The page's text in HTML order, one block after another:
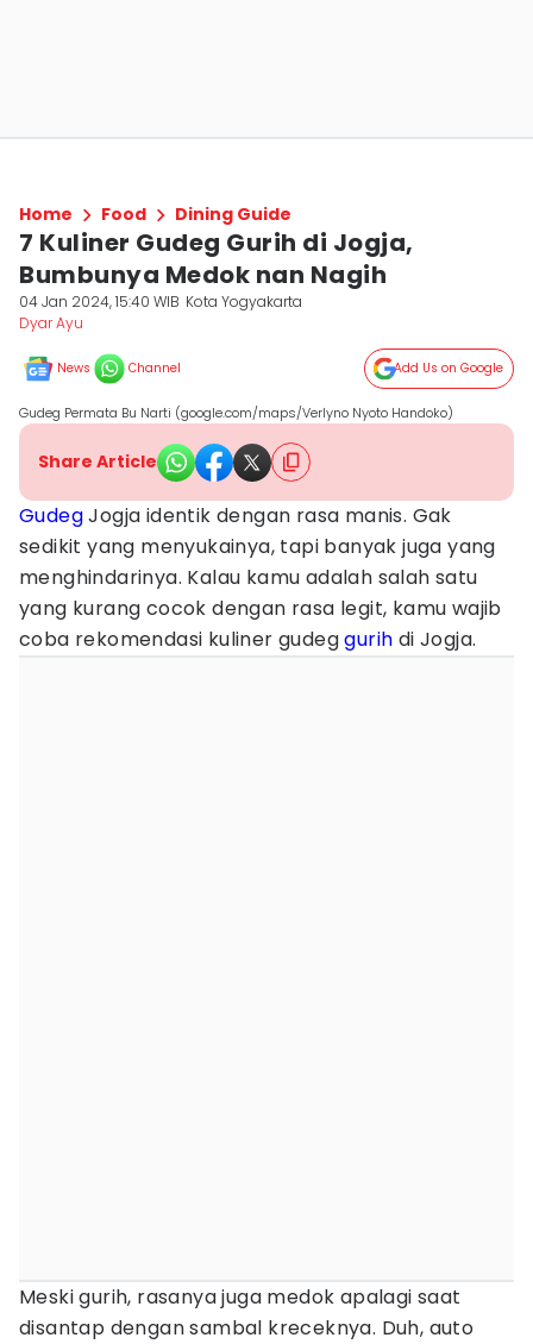
Home Food Dining Guide
7 Kuliner Gudeg Gurih di Jogja,
Bumbunya Medok nan Nagih
04 Jan 2024, 15:40 WIB Kota Yogyakarta
Dyar Ayu
News Channel Add Us on Google
Gudeg Permata Bu Narti (google.com/maps/Verlyno Nyoto Handoko)
Share Article
GudegJogja identik dengan rasa manis. Gak
sedikit yang menyukainya, tapi banyak juga yang
menghindarinya. Kalau kamu adalah salah satu
yang kurang cocok dengan rasa legit, kamu wajib
coba rekomendasi kuliner gudeggurih di Jogja.
Meski gurih, rasanya juga medok apalagi saat
disantap dengan sambal kreceknya. Duh, auto